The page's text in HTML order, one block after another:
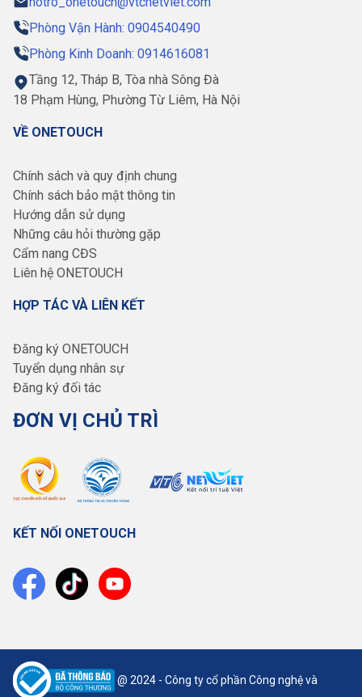
Phòng Vận Hành: 0904540490
Phòng Kinh Doanh: 0914616081
Tầng 12, Tháp B, Tòa nhà Sông Đà
18 Phạm Hùng, Phường Từ Liêm, Hà Nội
VỀ ONETOUCH
Chính sách và quy định chung
Chính sách bảo mật thông tin
Hướng dẫn sử dụng
Những câu hỏi thường gặp
Cẩm nang CĐS
Liên hệ ONETOUCH
HỢP TÁC VÀ LIÊN KẾT
Đăng ký ONETOUCH
Tuyển dụng nhân sự
Đăng ký đối tác
ĐƠN VỊ CHỦ TRÌ
KẾT NỐI ONETOUCH
@ 2024 - Công ty cổ phần Công nghệ và